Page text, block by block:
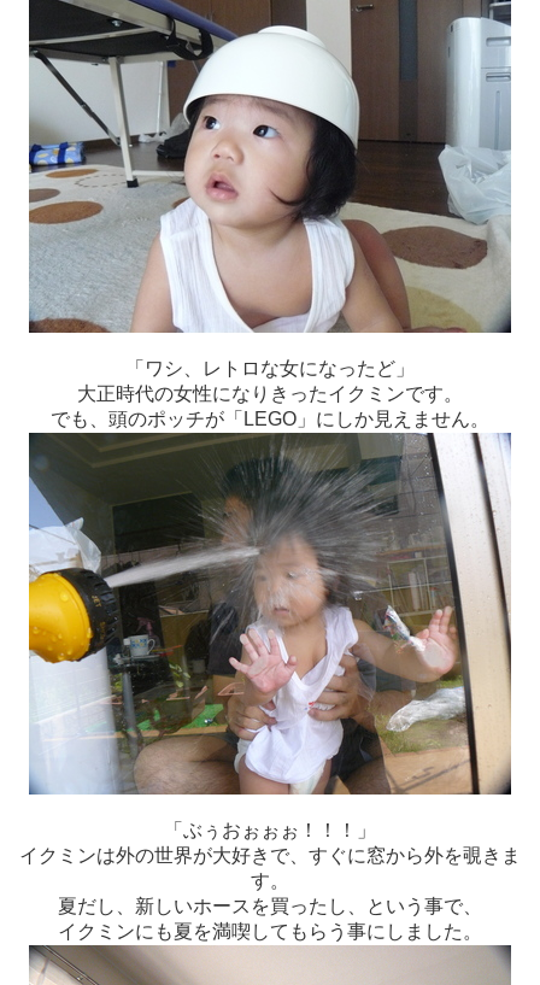
「ワシ、レトロな女になったど」
大正時代の女性になりきったイクミンです。
でも、頭のポッチが「LEGO」にしか見えません。
「ぶぅおぉぉぉ！！！」
イクミンは外の世界が大好きで、すぐに窓から外を覗きま
す。
夏だし、新しいホースを買ったし、という事で、
イクミンにも夏を満喫してもらう事にしました。